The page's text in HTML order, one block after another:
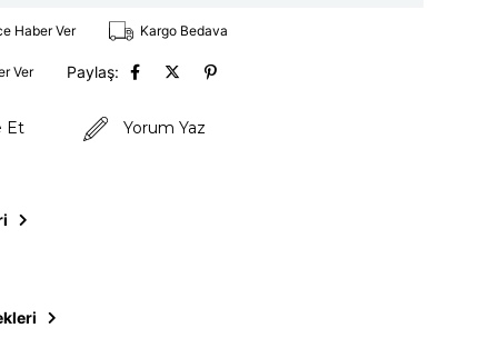
Haber Ver Kargo Bedava
Ver Paylaş:
Et Yorum Yaz